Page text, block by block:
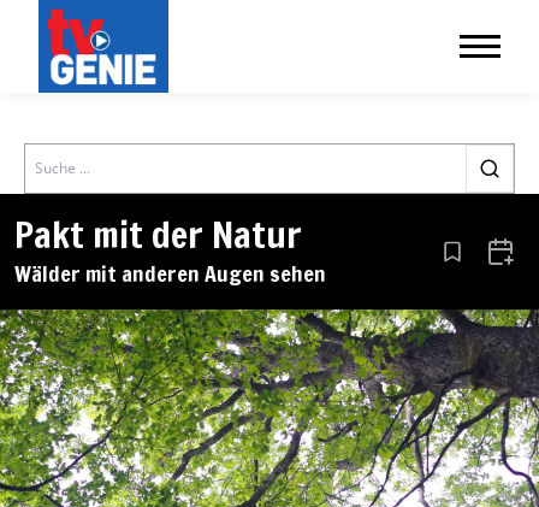
Search
Pakt mit der Natur
Wälder mit anderen Augen sehen Aus den